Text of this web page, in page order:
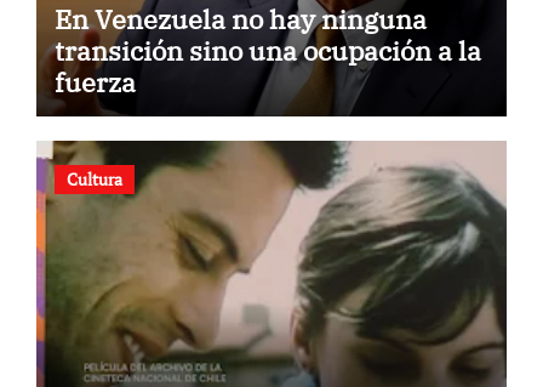
En Venezuela no hay ninguna
transición sino una ocupación a la
fuerza
Cultura